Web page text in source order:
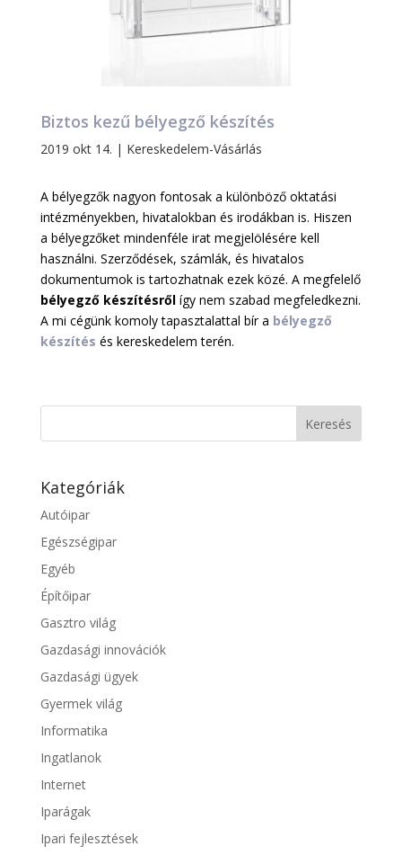
Biztos kezű bélyegző készítés
2019 okt 14. | Kereskedelem-Vásárlás
A bélyegzők nagyon fontosak a különböző oktatási
intézményekben, hivatalokban és irodákban is. Hiszen
a bélyegzőket mindenféle irat megjelölésére kell
használni. Szerződések, számlák, és hivatalos
dokumentumok is tartozhatnak ezek közé. A megfelelő
bélyegző készítésrőlígy nem szabad megfeledkezni.
A mi cégünk komoly tapasztalattal bír a bélyegző
készítés és kereskedelem terén.
Kategóriák
Autóipar
Egészségipar
Egyéb
Építőipar
Gasztro világ
Gazdasági innovációk
Gazdasági ügyek
Gyermek világ
Informatika
Ingatlanok
Internet
Iparágak
Ipari fejlesztések